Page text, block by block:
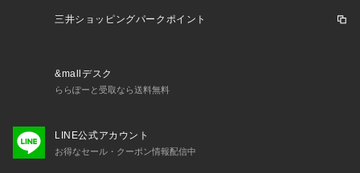
三井ショッピングパークポイント
&mallデスク
ららぽーと受取なら送料無料
LINE公式アカウント
お得なセール・クーポン情報配信中